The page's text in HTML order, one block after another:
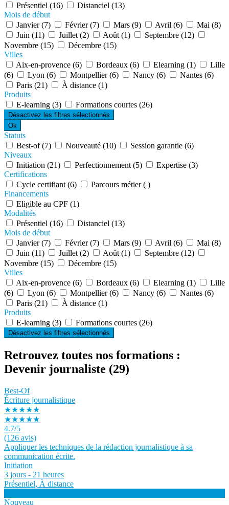
Présentiel (16)
Distanciel (13)
Mois de début
Janvier (7)
Février (7) Mars (9) Avril (6)
Mai (8)
Juin (11)
Juillet (2) Août (1)
Septembre (12)
Novembre (15)
Décembre (15)
Villes
Aix-en-provence (6)
Bordeaux (6) Elearning (1)
Lille
(6)
Lyon (6) Montpellier (6) Nancy (6)
Nantes (6)
Paris (21)
À distance (1)
Produits
E-learning (3)
Formations courtes (26)
Désactivez les filtres sélectionnés
Ok
Statuts
Best-of (7)
Nouveauté (10)
Session garantie (6)
Niveaux
Initiation (21)
Perfectionnement (5)
Expertise (3)
Certifications
Cycle certifiant (6)
Parcours métier ( )
Financements
Eligible au CPF (1)
Modalités
Présentiel (16)
Distanciel (13)
Mois de début
Janvier (7)
Février (7) Mars (9) Avril (6)
Mai (8)
Juin (11)
Juillet (2) Août (1)
Septembre (12)
Novembre (15)
Décembre (15)
Villes
Aix-en-provence (6)
Bordeaux (6) Elearning (1)
Lille
(6)
Lyon (6) Montpellier (6) Nancy (6)
Nantes (6)
Paris (21)
À distance (1)
Produits
E-learning (3)
Formations courtes (26)
Désactivez les filtres sélectionnés
Retrouvez toutes nos formations :
Devenir journaliste (29)
Best-Of
Écriture journalistique
★★★★★
★★★★★
4.7/5
(126 avis)
Appliquer les techniques de la rédaction journalistique à sa
communication écrite.
Initiation
3 jours - 21 heures
Présentiel, À distance
Nouveau